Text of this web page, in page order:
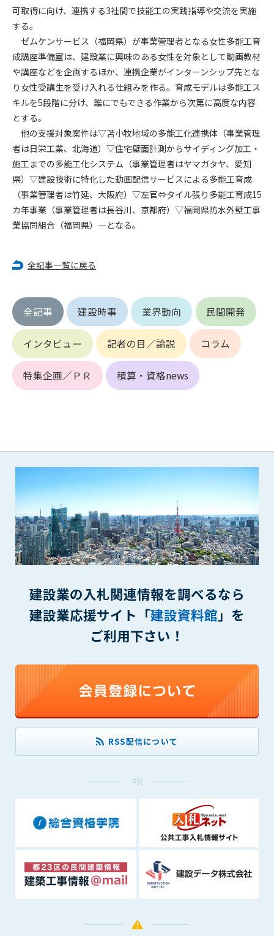
可取得に向け、連携する3社間で技能工の実践指導や交流を実施
する。
ゼムケンサービス（福岡県）が事業管理者となる女性多能工育
成講座準備室は、建設業に興味のある女性を対象として動画教材
や講座などを企画するほか、連携企業がインターンシップ先とな
り女性受講生を受け入れる仕組みを作る。育成モデルは多能工ス
キルを5段階に分け、誰にでもできる作業から次第に高度な内容
とする。
他の支援対象案件は▽苫小牧地域の多能工化連携体（事業管理
者は日栄工業、北海道）▽住宅壁面計測からサイディング加工・
施工までの多能工化システム（事業管理者はヤマガタヤ、愛知
県）▽建設技術に特化した動画配信サービスによる多能工育成
（事業管理者は竹延、大阪府）▽左官⇔タイル張り多能工育成15
カ年事業（事業管理者は長谷川、京都府）▽福岡県防水外壁工事
業協同組合（福岡県）―となる。
全記事一覧に戻る
全記事 建設時事 業界動向 民間開発
インタビュー 記者の目／論説 コラム
特集企画／ＰＲ 積算・資格news
建設業の入札関連情報を調べるなら
建設業応援サイト「建設資料館」を
ご利用下さい！
RSS配信について
PR
(3) 会員申し込みの際、申告事項に虚偽があった場合
(4) 会員申込者が管理者所定の手続き通りに会員申込手続き処
(5) その他管理者が会員とすることを不適当と判断した場合
2. 管理者は承認後であっても承認した会員が前項の何れかに該
当することが判明した場合、会員資格を取り消すことがあり
ます。
第5条（IDおよびパスワードの管理）
1. 会員は申込の際に管理者が発行したIDおよびパスワードの使
用および管理について責任を負うものとします。
2. 会員は、自己のIDおよびパスワードを、貸与、譲渡、売買、
その他形態を問わず、第三者に利用させることはできませ
ん。
3. 会員は、IDおよびパスワードの管理不十分、使用上の過誤、
第三者（他の会員を含む）の使用等による損害について責任
を負うものとし、管理者は一切責任を負いません。
1. 会員は建設資料館WEB上で以下の行為をしないものとしま
(1) 第三者または管理者の著作権、その他知的所有権を侵害す
る行為
(2) 第三者または管理者の財産、プライバシー等を侵害する行
(3) 第三者または管理者を誹謗中傷する行為
(4) 有害なコンピュータプログラム等を送信又は書き込む行為
(5) 第三者に不利益を与える行為
(6) 管理者が承認していない営利を目的とした行為
(10) 建設資料館から知り得た情報及びダウンロードした情報
を、営利を目的として第三者に転売し、または転売のため
に第三者に提供すること
第7条（登録内容の削除）
管理者は、会員が登録した内容が以下に該当する、またはその
恐れのあるものは、会員の承諾なく削除できるものとします。
(1) 登録されている情報が、第6条の定める禁止事項に該当する
と管理者が、判断した場合
(3) 広告掲載料金の支払が遅延した場合
(4) その他、管理者が不適当と判断した場合
第8条（サービスの変更・中止等）
管理者は、会員の承諾なく、本サービス内容の変更(新規追加、
できるものとします。これに起因する会員または他の第三者が
被った損害について管理者は､一切の責任をも負わないものと
します。
第9条（会員の個人情報）
会員の氏名、住所、性別、年齢、メールアドレスその他本サー
ビスの提供に関連して管理者が知り得た会員の個人情報（以下
個人情報といいます）について、管理者は、以下の各号に該当
(1) 会員が、自己の個人情報の開示に事前に同意している場合
(2) 個々の会員を特定できない統計的な処理をした形式で第三
者に提供する場合
(3) 第三者および管理者の権利、財産、安全等を保護するため
(4) 法令等により開示を求められた場合
第10条（免責事項）
恐れのあるものは、会員の承諾なく削除できるものとします。